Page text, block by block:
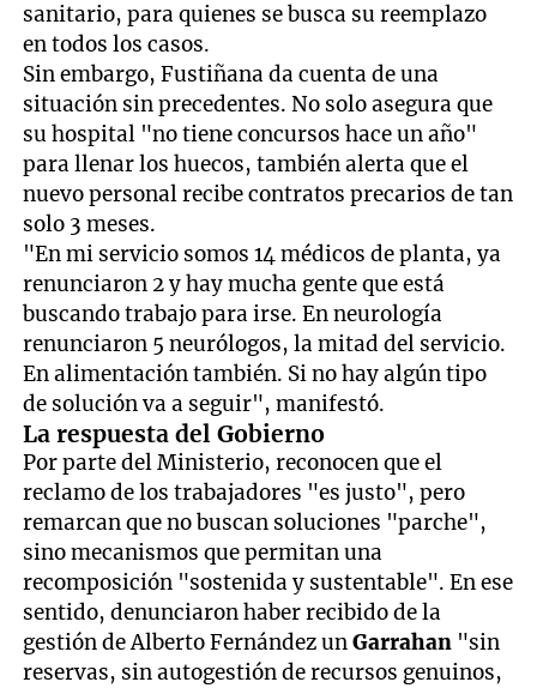
sanitario, para quienes se busca su reemplazo
en todos los casos.
Sin embargo, Fustiñana da cuenta de una
situación sin precedentes. No solo asegura que
su hospital "no tiene concursos hace un año"
para llenar los huecos, también alerta que el
nuevo personal recibe contratos precarios de tan
solo 3 meses.
"En mi servicio somos 14 médicos de planta, ya
renunciaron 2 y hay mucha gente que está
buscando trabajo para irse. En neurología
renunciaron 5 neurólogos, la mitad del servicio.
En alimentación también. Si no hay algún tipo
de solución va a seguir", manifestó.
La respuesta del Gobierno
Por parte del Ministerio, reconocen que el
reclamo de los trabajadores "es justo", pero
remarcan que no buscan soluciones "parche",
sino mecanismos que permitan una
recomposición "sostenida y sustentable". En ese
sentido, denunciaron haber recibido de la
gestión de Alberto Fernández unGarrahan "sin
reservas, sin autogestión de recursos genuinos,